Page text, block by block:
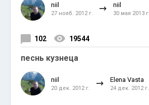
niil
27 нояб. 2012 г.
niil
30 мая 2013 г.
102 19544
песнь кузнеца
niil
20 дек. 2012 г.
Elena Vasta
24 дек. 2012 г.